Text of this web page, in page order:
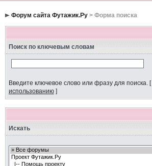
Форум сайта Футажик.Ру> Форма поиска
Поиск по ключевым словам
Введите ключевое слово или фразу для поиска.[
использованию]
Искать